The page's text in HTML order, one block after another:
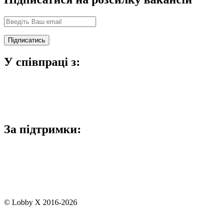
У співпраці з:
За підтримки:
© Lobby X 2016-2026